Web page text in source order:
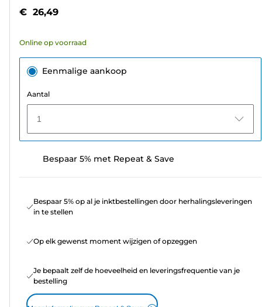
sterren.
beoordelingen
€ 26,49
Online op voorraad
Eenmalige aankoop
Aantal
1
Bespaar 5% met Repeat & Save
Bespaar 5% op al je inktbestellingen door herhalingsleveringen
in te stellen
Op elk gewenst moment wijzigen of opzeggen
Je bepaalt zelf de hoeveelheid en leveringsfrequentie van je
bestelling